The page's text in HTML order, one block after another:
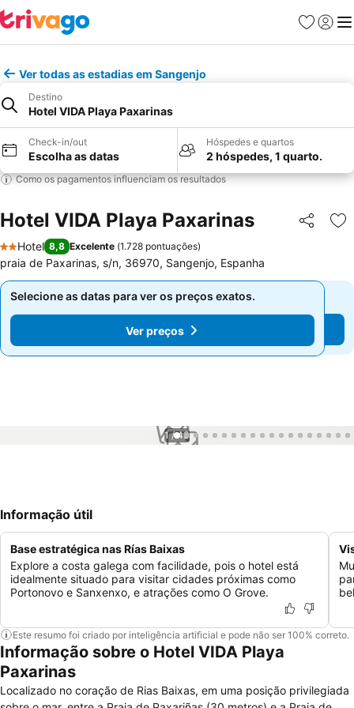
Favoritos
Iniciar
Ver todas as estadias em Sangenjo
Destino
Hotel VIDA Playa Paxarinas
Check-in/out
Escolha as datas
Hóspedes e quartos
2 hóspedes, 1 quarto.
Como os pagamentos influenciam os resultados
Hotel VIDA Playa Paxarinas Partilhar
2 Estrelas
Hotel 8,8 Excelente (1.728 pontuações)
praia de Paxarinas, s/n, 36970, Sangenjo, Espanha
Selecione as datas para ver os preços exatos.
Ver preços
Selecione as datas para ver os preços exatos.
Ver preços
1 / 43
Informação útil
Base estratégica nas Rías Baixas
Explore a costa galega com facilidade, pois o hotel está
idealmente situado para visitar cidades próximas como
Portonovo e Sanxenxo, e atrações como O Grove.
Este resumo foi criado por inteligência artificial e pode não ser 100% correto.
Informação sobre o Hotel VIDA Playa
Paxarinas
Localizado no coração de Rias Baixas, em uma posição privilegiada